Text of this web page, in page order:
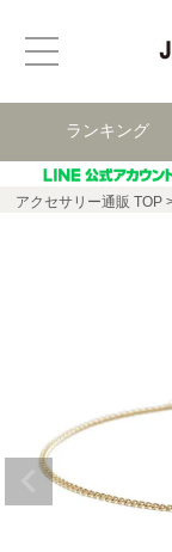
ランキング
アクセサリー通販 TOP